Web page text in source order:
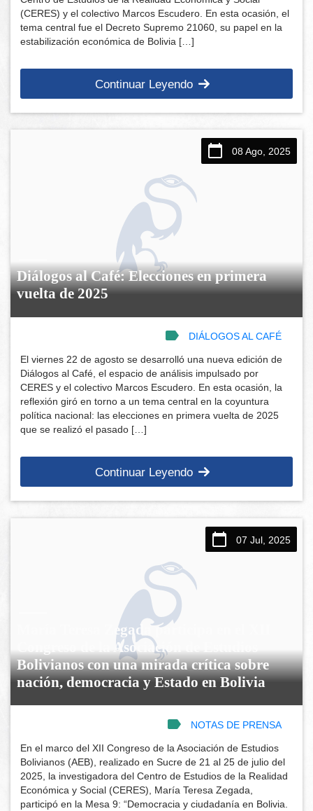
(CERES) y el colectivo Marcos Escudero. En esta ocasión, el
tema central fue el Decreto Supremo 21060, su papel en la
estabilización económica de Bolivia […]
Continuar Leyendo
08 Ago, 2025
Diálogos al Café: Elecciones en primera
vuelta de 2025
DIÁLOGOS AL CAFÉ
El viernes 22 de agosto se desarrolló una nueva edición de
Diálogos al Café, el espacio de análisis impulsado por
CERES y el colectivo Marcos Escudero. En esta ocasión, la
reflexión giró en torno a un tema central en la coyuntura
política nacional: las elecciones en primera vuelta de 2025
que se realizó el pasado […]
Continuar Leyendo
07 Jul, 2025
María Teresa Zegada participa en el XII
Congreso de la Asociación de Estudios
Bolivianos con una mirada crítica sobre
nación, democracia y Estado en Bolivia
NOTAS DE PRENSA
En el marco del XII Congreso de la Asociación de Estudios
Bolivianos (AEB), realizado en Sucre de 21 al 25 de julio del
2025, la investigadora del Centro de Estudios de la Realidad
Económica y Social (CERES), María Teresa Zegada,
participó en la Mesa 9: “Democracia y ciudadanía en Bolivia.